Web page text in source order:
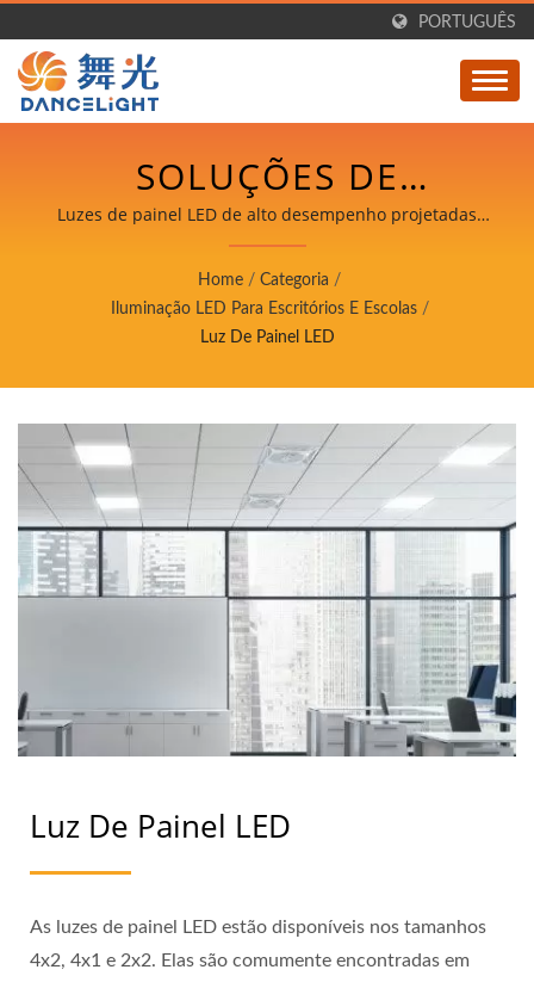
PORTUGUÊS
SOLUÇÕES DE
ILUMINAÇÃO DE
PAINEL LED
PROFISSIONAL PARA
MODERNOS
Luzes de painel LED de alto desempenho projetadas
para escritórios e escolas com distribuição uniforme de
luz e tecnologia de redução de fadiga ocular.
Home / Categoria /
Iluminação LED Para Escritórios E Escolas /
Luz De Painel LED
Luz De Painel LED
As luzes de painel LED estão disponíveis nos tamanhos
4x2, 4x1 e 2x2. Elas são comumente encontradas em